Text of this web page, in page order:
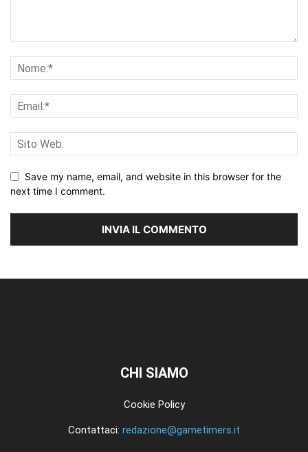
Save my name, email, and website in this browser for the
next time I comment.
CHI SIAMO
Cookie Policy
Contattaci: redazione@gametimers.it